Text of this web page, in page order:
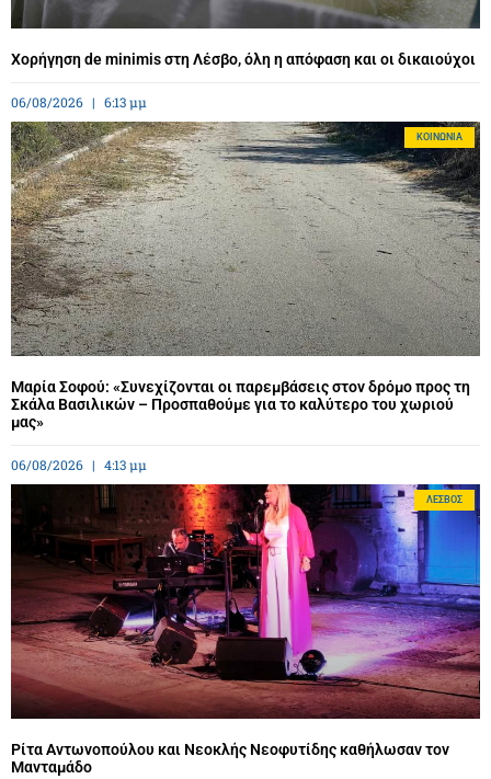
Χορήγηση de minimis στη Λέσβο, όλη η απόφαση και οι δικαιούχοι
06/08/2026 6:13 μμ
ΚΟΙΝΩΝΊΑ
Μαρία Σοφού: «Συνεχίζονται οι παρεμβάσεις στον δρόμο προς τη
Σκάλα Βασιλικών – Προσπαθούμε για το καλύτερο του χωριού
μας»
06/08/2026 4:13 μμ
ΛΈΣΒΟΣ
Ρίτα Αντωνοπούλου και Νεοκλής Νεοφυτίδης καθήλωσαν τον
Μανταμάδο